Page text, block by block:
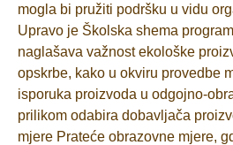
mogla bi pružiti podršku u vidu
Upravo je Školska shema
naglašava važnost ekološke
opskrbe, kako u okviru provedbe
isporuka proizvoda u odgojno-
prilikom odabira dobavljača
mjere Prateće obrazovne mjere,